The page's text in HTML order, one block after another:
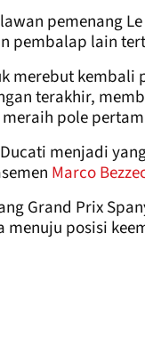
pemenang
pembalap lain
merebut
terakhir,
pole
menjadi
Marco
Grand Prix
posisi